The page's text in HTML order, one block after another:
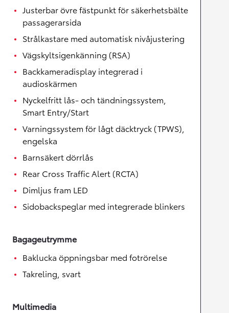
Justerbar övre fästpunkt för säkerhetsbälte
passagerarsida
Strålkastare med automatisk nivåjustering
Vägskyltsigenkänning (RSA)
Backkameradisplay integrerad i
audioskärmen
Nyckelfritt lås- och tändningssystem,
Smart Entry/Start
Varningssystem för lågt däcktryck (TPWS),
engelska
Barnsäkert dörrlås
Rear Cross Traffic Alert (RCTA)
Dimljus fram LED
Sidobackspeglar med integrerade blinkers
Bagageutrymme
Baklucka öppningsbar med fotrörelse
Takreling, svart
Multimedia